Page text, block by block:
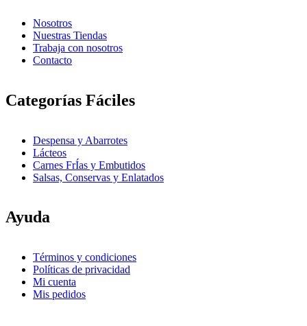
Nosotros
Nuestras Tiendas
Trabaja con nosotros
Contacto
Categorías Fáciles
Despensa y Abarrotes
Lácteos
Carnes FrÍ­as y Embutidos
Salsas, Conservas y Enlatados
Ayuda
Términos y condiciones
Políticas de privacidad
Mi cuenta
Mis pedidos